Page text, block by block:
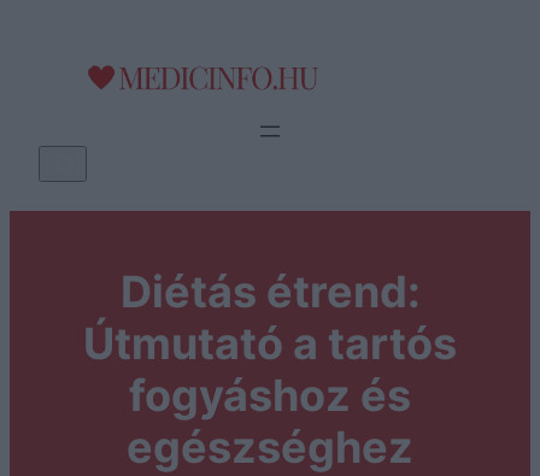
tartalomhoz
Diétás étrend:
Útmutató a tartós
fogyáshoz és
egészséghez